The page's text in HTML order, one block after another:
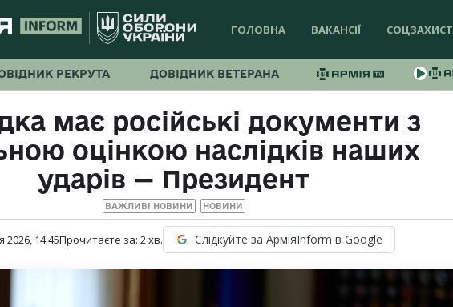
ГОЛОВНА ВАКАНСІЇ СОЦЗАХИСТ
РЕКРУТА ДОВІДНИК ВЕТЕРАНА
має російські документи з
оцінкою наслідків наших
ударів — Президент
ВАЖЛИВІ НОВИНИ НОВИНИ
2026, 14:45Прочитаєте за: 2хв. Слідкуйте за АрміяInform в Google